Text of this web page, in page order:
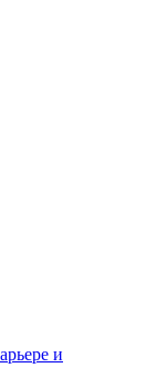
и